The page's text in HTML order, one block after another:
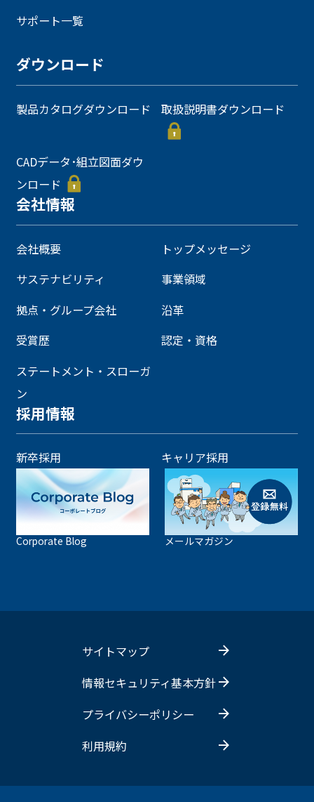
サポート一覧
ダウンロード
製品カタログダウンロード 取扱説明書ダウンロード
CADデータ･組立図面ダウ
ンロード
会社情報
会社概要
トップメッセージ
サステナビリティ
事業領域
拠点・グループ会社
沿革
受賞歴
認定・資格
ステートメント・スローガ
ン
採用情報
新卒採用 キャリア採用
Corporate Blog メールマガジン
サイトマップ
情報セキュリティ基本方針
プライバシーポリシー
利用規約